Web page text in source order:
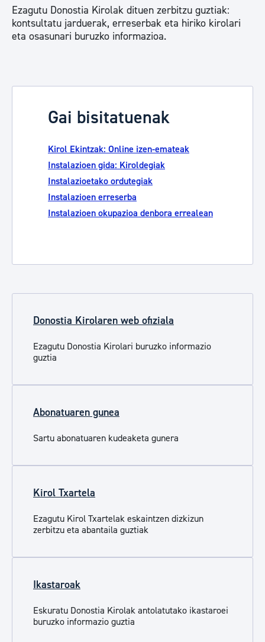
Ezagutu Donostia Kirolak dituen zerbitzu guztiak:
kontsultatu jarduerak, erreserbak eta hiriko kirolari
eta osasunari buruzko informazioa.
Gai bisitatuenak
Kirol Ekintzak: Online izen-emateak
Instalazioen gida: Kiroldegiak
Instalazioetako ordutegiak
Instalazioen erreserba
Instalazioen okupazioa denbora errealean
Donostia Kirolaren web ofiziala
Ezagutu Donostia Kirolari buruzko informazio
guztia
Abonatuaren gunea
Sartu abonatuaren kudeaketa gunera
Kirol Txartela
Ezagutu Kirol Txartelak eskaintzen dizkizun
zerbitzu eta abantaila guztiak
Ikastaroak
Eskuratu Donostia Kirolak antolatutako ikastaroei
buruzko informazio guztia